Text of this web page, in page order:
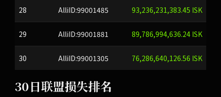
28 AlliID:99001485 93,236,231,383.45 ISK
29 AlliID:99001881 89,786,994,636.24 ISK
30 AlliID:99001305 76,286,640,126.56 ISK
30日联盟损失排名